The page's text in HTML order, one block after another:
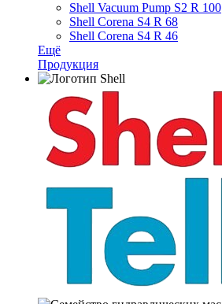
Shell Vacuum Pump S2 R 100
Shell Corena S4 R 68
Shell Corena S4 R 46
Ещё
Продукция